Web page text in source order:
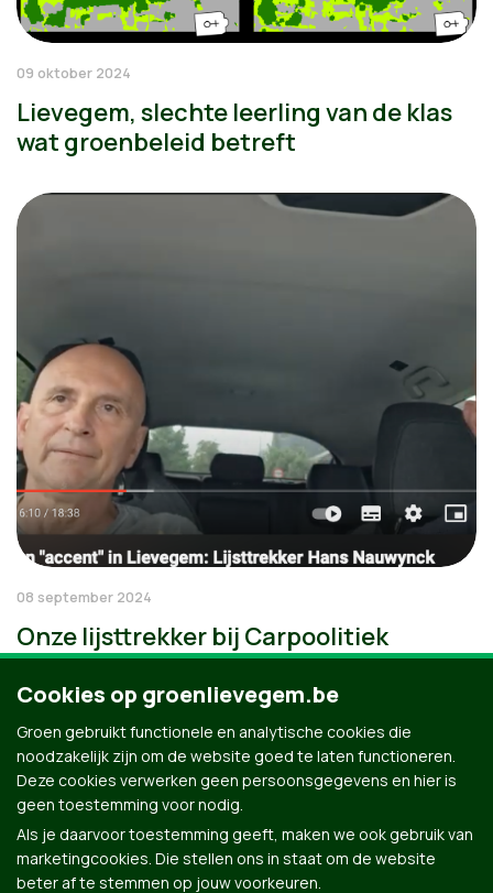
09 oktober 2024
Lievegem, slechte leerling van de klas
wat groenbeleid betreft
08 september 2024
Onze lijsttrekker bij Carpoolitiek
Cookies op groenlievegem.be
Groen gebruikt functionele en analytische cookies die
noodzakelijk zijn om de website goed te laten functioneren.
Deze cookies verwerken geen persoonsgegevens en hier is
geen toestemming voor nodig.
Als je daarvoor toestemming geeft, maken we ook gebruik van
marketingcookies. Die stellen ons in staat om de website
beter af te stemmen op jouw voorkeuren.